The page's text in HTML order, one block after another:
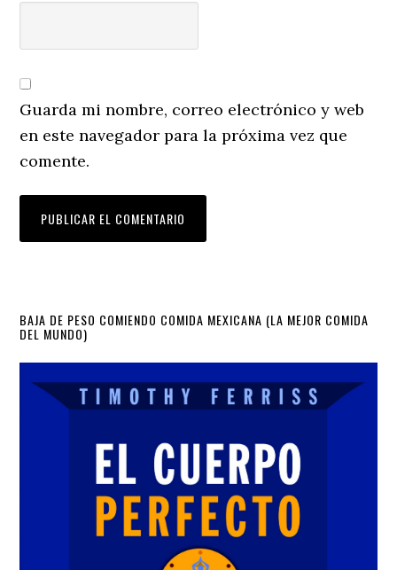
Guarda mi nombre, correo electrónico y web
en este navegador para la próxima vez que
comente.
Primary
Sidebar
BAJA DE PESO COMIENDO COMIDA MEXICANA (LA MEJOR COMIDA
DEL MUNDO)